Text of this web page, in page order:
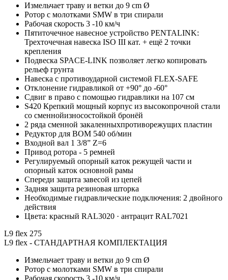
Измельчает траву и ветки до 9 cm Ø
Ротор с молотками SMW в три спирали
Рабочая скорость 3 -10 км/ч
Пятиточечное навесное устройство PENTALINK:
Трехточечная навеска ISO III кат. + ещё 2 точки
крепления
Подвеска SPACE-LINK позволяет легко копировать
рельеф грунта
Навеска с противоударной системой FLEX-SAFE
Отклонение гидравликой от +90° до -60°
Сдвиг в право с помощью гидравлики на 107 см
S420 Крепкий мощный корпус из высокопрочной стали
со сменнойизносостойкой бронёй
2 ряда сменной закаленныхпротиворежущих пластин
Редуктор для ВОМ 540 об/мин
Входной вал 1 3/8” Z=6
Привод ротора - 5 ремней
Регулируемый опорный каток режущей части и
опорный каток основной рамы
Спереди защита завесой из цепей
Задняя защита резиновая шторка
Необходимые гидравлические подключения: 2 двойного
действия
Цвета: красный RAL3020 · антрацит RAL7021
L9 flex 275
L9 flex - СТАНДАРТНАЯ КОМПЛЕКТАЦИЯ
Измельчает траву и ветки до 9 cm Ø
Ротор с молотками SMW в три спирали
Рабочая скорость 3 -10 км/ч